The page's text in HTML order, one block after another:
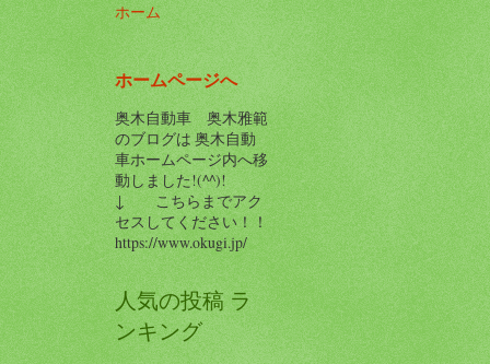
ホーム
ホームページへ
奥木自動車 奥木雅範
のブログは 奥木自動
車ホームページ内へ移
動しました!(^^)!
↓ こちらまでアク
セスしてください！！
https://www.okugi.jp/
人気の投稿 ラ
ンキング